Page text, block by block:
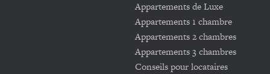
Appartements de Luxe
Appartements 1 chambre
Appartements 2 chambres
Appartements 3 chambres
Conseils pour locataires